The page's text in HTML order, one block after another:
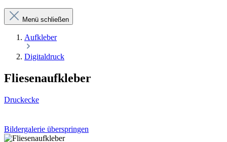
Menü schließen
Aufkleber
Digitaldruck
Fliesenaufkleber
Druckecke
Bildergalerie überspringen